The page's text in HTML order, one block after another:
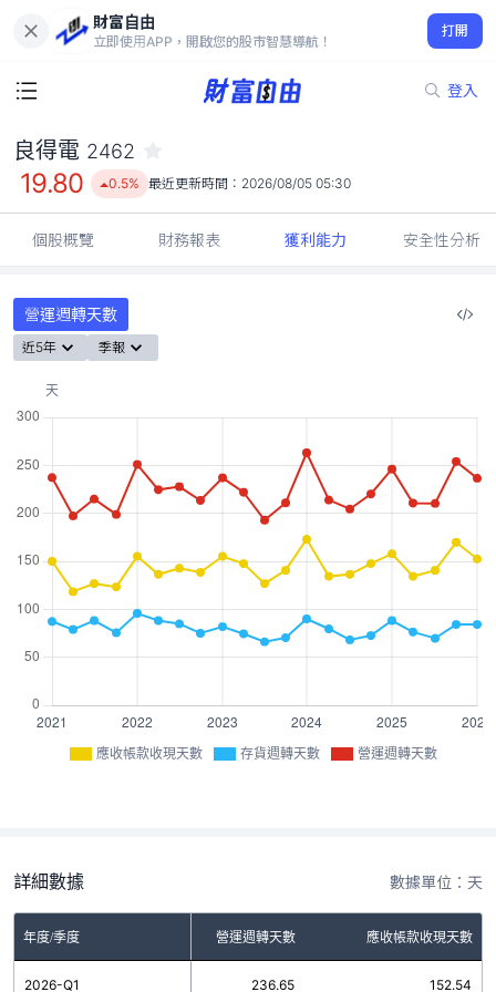
財富自由
立即使用APP，開啟您的股市智慧導航！
打開
登入
19.80
0.5%
良得電 2462
19.80 0.5% 最近更新時間： 2026/08/05 05:30
個股概覽 財務報表 獲利能力 安全性分析
營運週轉天數
近5年 季報
應收帳款收現天數 存貨週轉天數 營運週轉天數
詳細數據 數據單位：天
年度/季度
存貨週轉天數 營運週轉天數 應收帳款收現天數
2026-Q1 236.65 152.54